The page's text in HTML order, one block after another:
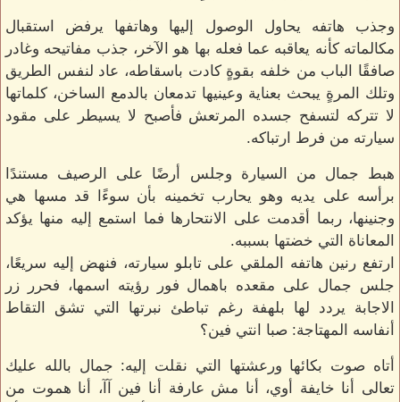
وجذب هاتفه يحاول الوصول إليها وهاتفها يرفض استقبال
مكالماته كأنه يعاقبه عما فعله بها هو الآخر، جذب مفاتيحه وغادر
صافقًا الباب من خلفه بقوةٍ كادت باسقاطه، عاد لنفس الطريق
وتلك المرةٍ يبحث بعناية وعينيها تدمعان بالدمع الساخن، كلماتها
لا تتركه لتسفح جسده المرتعش فأصبح لا يسيطر على مقود
سيارته من فرط ارتباكه.
هبط جمال من السيارة وجلس أرضًا على الرصيف مستندًا
برأسه على يديه وهو يحارب تخمينه بأن سوءًا قد مسها هي
وجنينها، ربما أقدمت على الانتحارها فما استمع إليه منها يؤكد
المعاناة التي خضتها بسببه.
ارتفع رنين هاتفه الملقي على تابلو سيارته، فنهض إليه سريعًا،
جلس جمال على مقعده باهمال فور رؤيته اسمها، فحرر زر
الاجابة يردد لها بلهفة رغم تباطئ نبرتها التي تشق التقاط
أنفاسه المهتاجة: صبا انتي فين؟
أتاه صوت بكائها ورعشتها التي نقلت إليه: جمال بالله عليك
تعالى أنا خايفة أوي، أنا مش عارفة أنا فين آآ، أنا هموت من